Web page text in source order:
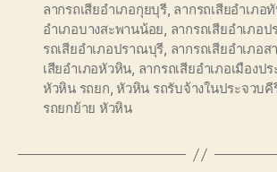
ลากรถเสียอำเภอกุยบุรี, ลากรถเสียอำเภอ
อำเภอบางสะพานน้อย, ลากรถเสียอำเภอ
รถเสียอำเภอปราณบุรี, ลากรถเสียอำเภอ
เสียอำเภอหัวหิน, ลากรถเสียอำเภอเมืองป
หัวหิน รถยก,หัวหิน รถรับจ้างในประจวบ
รถยกย้าย หัวหิน